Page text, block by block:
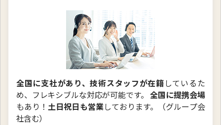
全国に支社があり、技術スタッフが在籍しているた
め、フレキシブルな対応が可能です。全国に提携会場
もあり！土日祝日も営業しております。（グループ会
社含む）